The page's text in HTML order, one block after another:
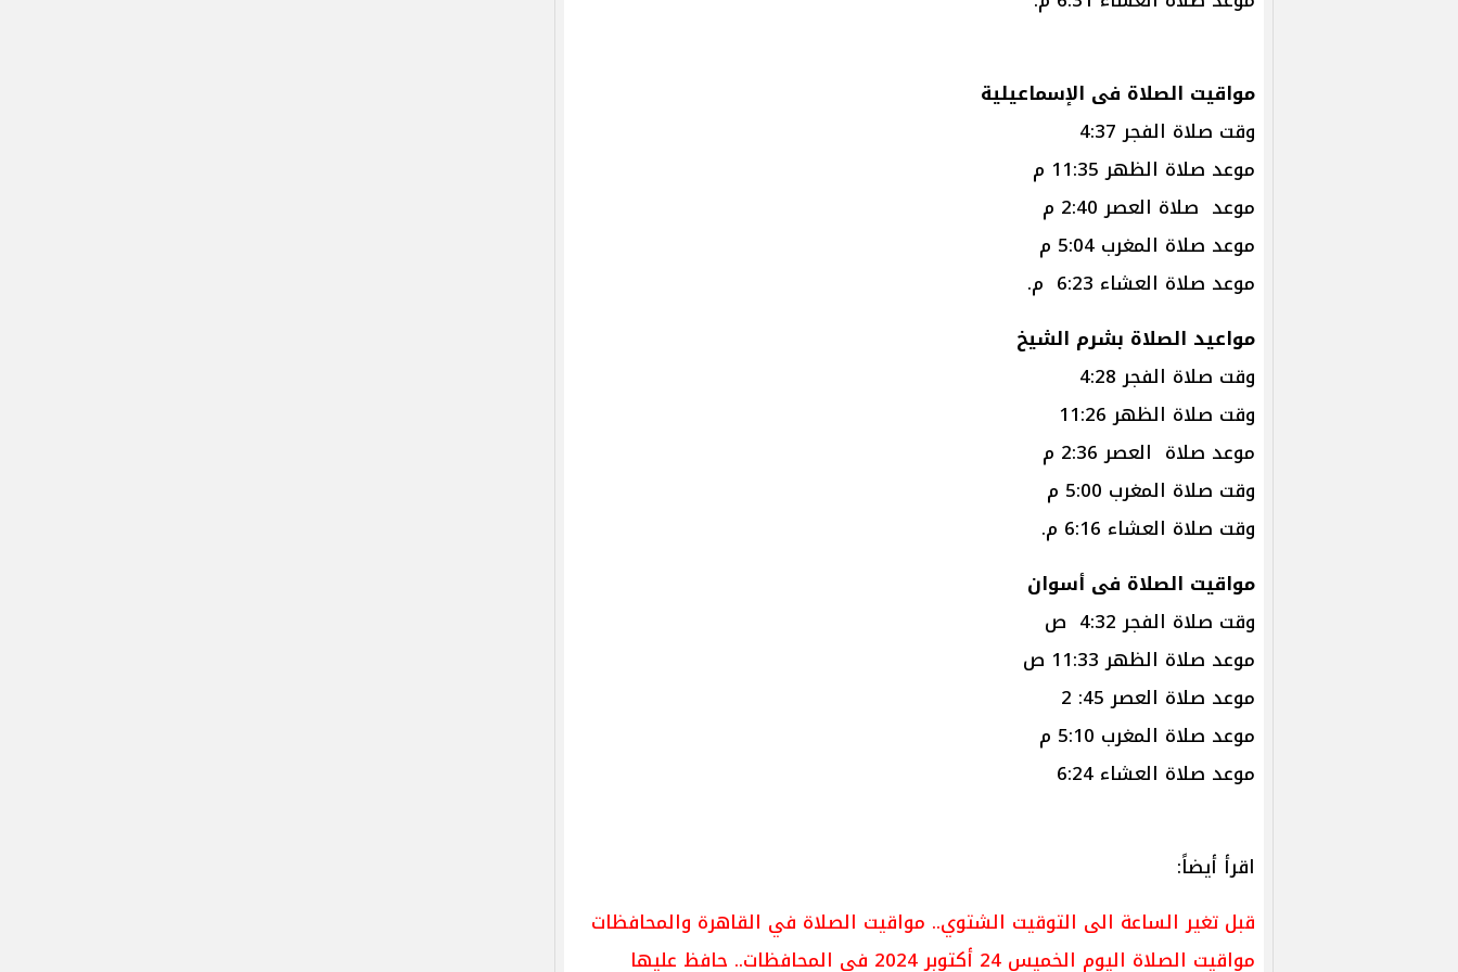
مواقيت الصلاة فى الإسماعيلية
وقت صلاة الفجر 4:37
موعد صلاة الظهر 11:35 م
موعد صلاة العصر 2:40 م
موعد صلاة المغرب 5:04 م
موعد صلاة العشاء 6:23 م.
مواعيد الصلاة بشرم الشيخ
وقت صلاة الفجر 4:28
وقت صلاة الظهر 11:26
موعد صلاة العصر 2:36 م
وقت صلاة المغرب 5:00 م
وقت صلاة العشاء 6:16 م.
مواقيت الصلاة فى أسوان
وقت صلاة الفجر 4:32 ص
موعد صلاة الظهر 11:33 ص
موعد صلاة العصر 45: 2
موعد صلاة المغرب 5:10 م
موعد صلاة العشاء 6:24
اقرأ أيضاً:
قبل تغير الساعة الى التوقيت الشتوي.. مواقيت الصلاة في القاهرة والمحافظات
مواقيت الصلاة اليوم الخميس 24 أكتوبر 2024 في المحافظات.. حافظ عليها